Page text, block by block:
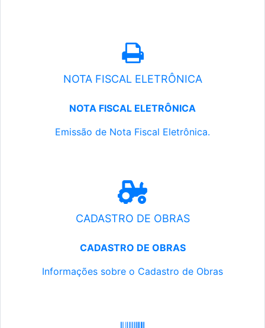
NOTA FISCAL ELETRÔNICA
NOTA FISCAL ELETRÔNICA
Emissão de Nota Fiscal Eletrônica.
CADASTRO DE OBRAS
CADASTRO DE OBRAS
Informações sobre o Cadastro de Obras